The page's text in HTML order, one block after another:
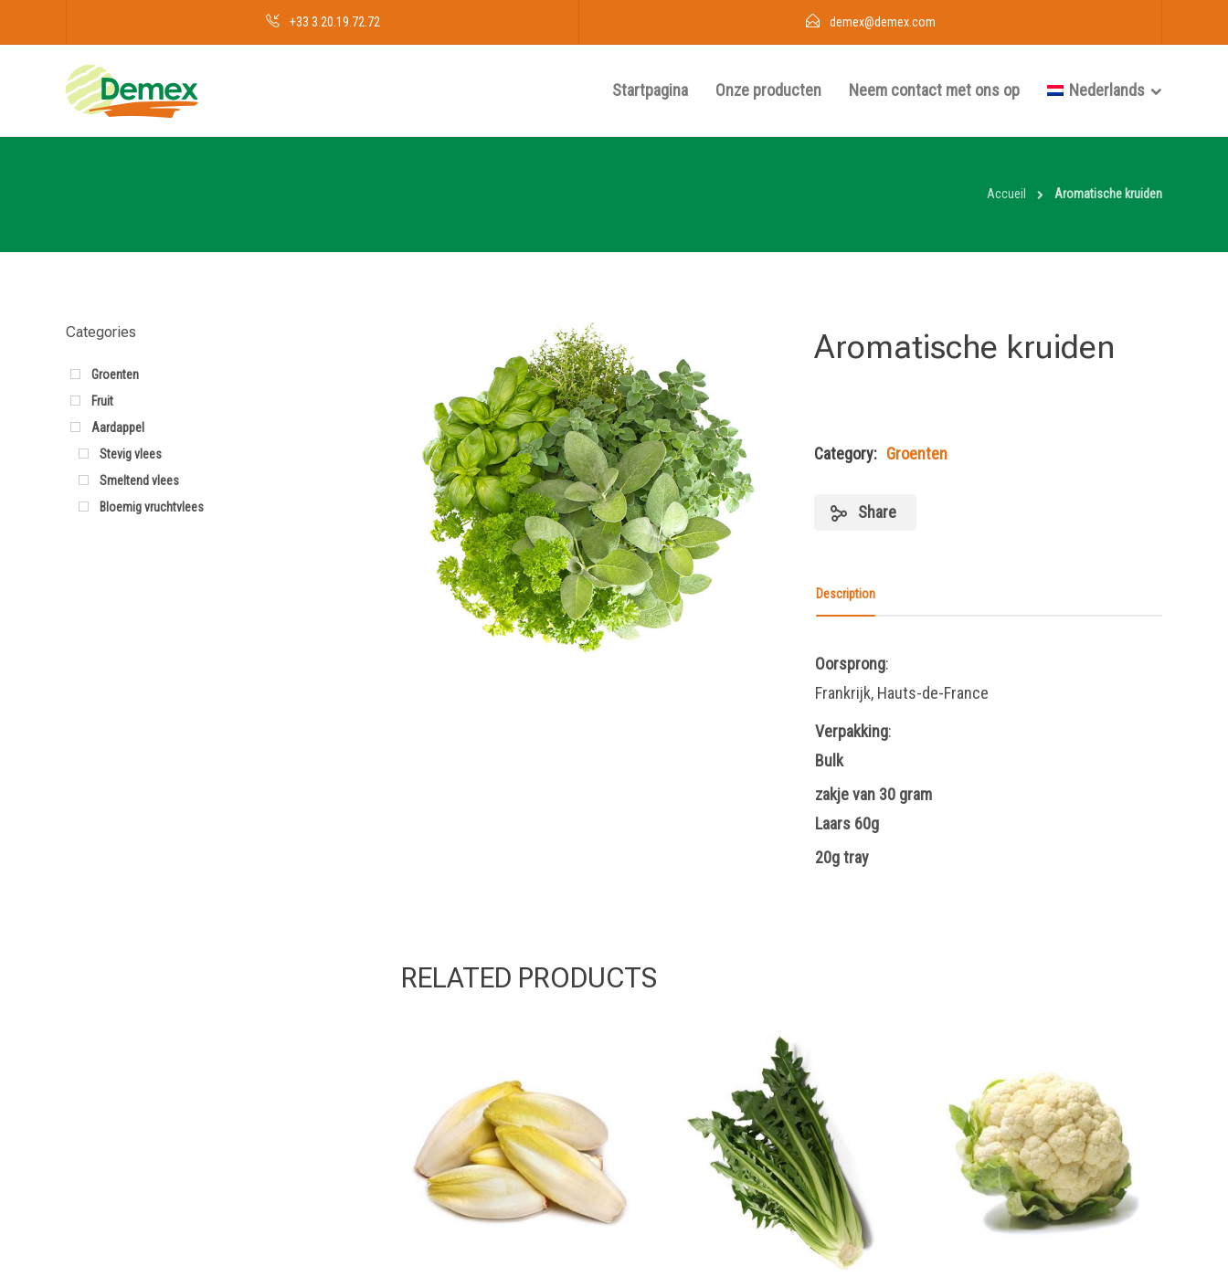
+33 3.20.19.72.72 demex@demex.com
Startpagina Onze producten Neem contact met ons op Nederlands
Accueil Aromatische kruiden
Aromatische kruiden
Category: Groenten
Share
Description
Oorsprong:
Frankrijk, Hauts-de-France
Verpakking:
Bulk
zakje van 30 gram
Laars 60g
20g tray
RELATED PRODUCTS
Categories
Groenten
Fruit
Aardappel
Stevig vlees
Smeltend vlees
Bloemig vruchtvlees